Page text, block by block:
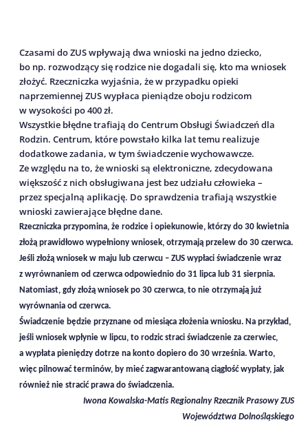
Czasami do ZUS wpływają dwa wnioski na jedno dziecko,
bo np. rozwodzący się rodzice nie dogadali się, kto ma wniosek
złożyć. Rzeczniczka wyjaśnia, że w przypadku opieki
naprzemiennej ZUS wypłaca pieniądze oboju rodzicom
w wysokości po 400 zł.
Wszystkie błędne trafiają do Centrum Obsługi Świadczeń dla
Rodzin. Centrum, które powstało kilka lat temu realizuje
dodatkowe zadania, w tym świadczenie wychowawcze.
Ze względu na to, że wnioski są elektroniczne, zdecydowana
większość z nich obsługiwana jest bez udziału człowieka –
przez specjalną aplikację. Do sprawdzenia trafiają wszystkie
wnioski zawierające błędne dane.
Rzeczniczka przypomina, że rodzice i opiekunowie, którzy do 30 kwietnia
złożą prawidłowo wypełniony wniosek, otrzymają przelew do 30 czerwca.
Jeśli złożą wniosek w maju lub czerwcu – ZUS wypłaci świadczenie wraz
z wyrównaniem od czerwca odpowiednio do 31 lipca lub 31 sierpnia.
Natomiast, gdy złożą wniosek po 30 czerwca, to nie otrzymają już
wyrównania od czerwca.
Świadczenie będzie przyznane od miesiąca złożenia wniosku. Na przykład,
jeśli wniosek wpłynie w lipcu, to rodzic straci świadczenie za czerwiec,
a wypłata pieniędzy dotrze na konto dopiero do 30 września. Warto,
więc pilnować terminów, by mieć zagwarantowaną ciągłość wypłaty, jak
również nie stracić prawa do świadczenia.
Iwona Kowalska-Matis Regionalny Rzecznik Prasowy ZUS
Województwa Dolnośląskiego